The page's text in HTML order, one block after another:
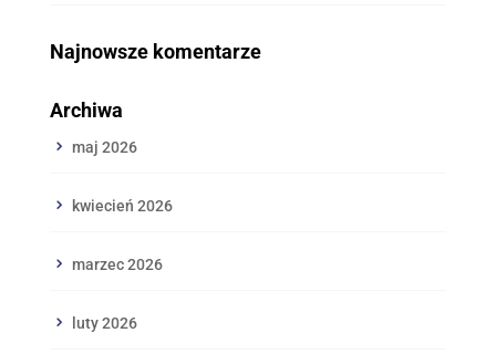
Najnowsze komentarze
Archiwa
maj 2026
kwiecień 2026
marzec 2026
luty 2026